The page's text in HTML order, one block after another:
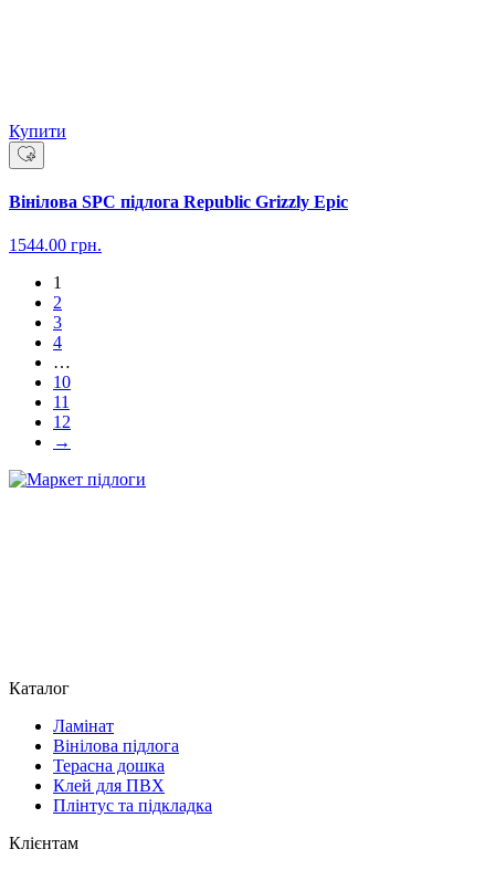
Купити
Вінілова SPC підлога Republic Grizzly Epic
1544.00 грн.
1
2
3
4
…
10
11
12
→
Каталог
Ламінат
Вінілова підлога
Терасна дошка
Клей для ПВХ
Плінтус та підкладка
Клієнтам